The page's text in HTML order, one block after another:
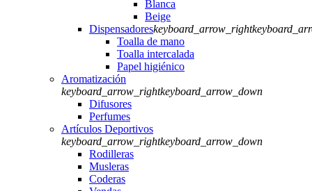
Blanca
Beige
Dispensadoreskeyboard_arrow_right
Toalla de mano
Toalla intercalada
Papel higiénico
Aromatización
keyboard_arrow_rightkeyboard_arrow_down
Difusores
Perfumes
Artículos Deportivos
keyboard_arrow_rightkeyboard_arrow_down
Rodilleras
Musleras
Coderas